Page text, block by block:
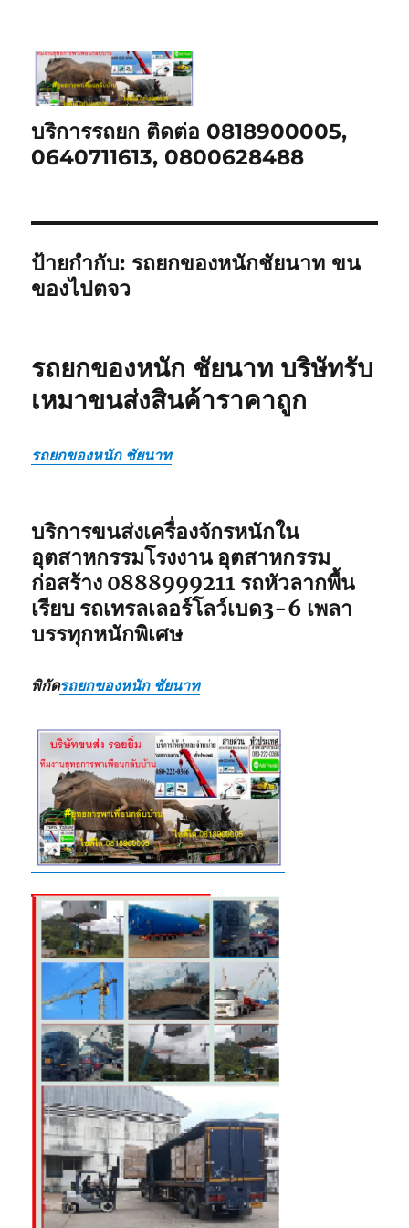
บริการรถยก ติดต่อ 0818900005,
0640711613, 0800628488
ป้ายกำกับ: รถยกของหนักชัยนาท ขน
ของไปตจว
รถยกของหนัก ชัยนาท บริษัทรับ
เหมาขนส่งสินค้าราคาถูก
รถยกของหนัก ชัยนาท
บริการขนส่งเครื่องจักรหนักใน
อุตสาหกรรมโรงงาน อุตสาหกรรม
ก่อสร้าง 0888999211 รถหัวลากพื้น
เรียบ รถเทรลเลอร์โลว์เบด3-6 เพลา
บรรทุกหนักพิเศษ
พิกัดรถยกของหนัก ชัยนาท